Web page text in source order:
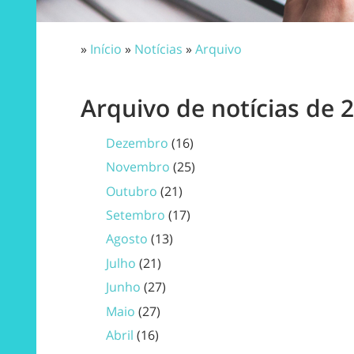
» Início » Notícias »Arquivo
Arquivo de notícias de
Dezembro (16)
Novembro (25)
Outubro (21)
Setembro (17)
Agosto (13)
Julho (21)
Junho (27)
Maio (27)
Abril (16)